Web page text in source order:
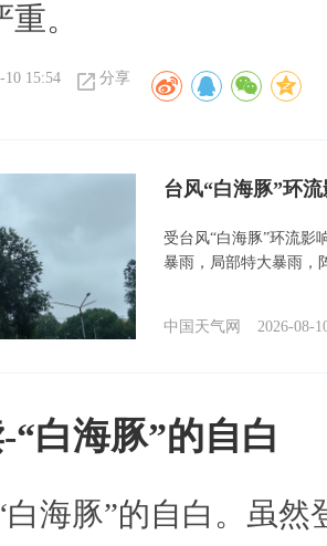
。
10 15:54 分享
台风“白海豚”环
受台风“白海豚”环流影
暴雨，局部特大暴雨，
中国天气网 2026-08-
“白海豚”的自白
海豚”的自白。虽然